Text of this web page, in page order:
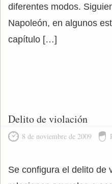
diferentes modos.
Napoleón, en algunos
capítulo […]
Delito de violación
8 de noviembre de 2009
Se configura el delito de